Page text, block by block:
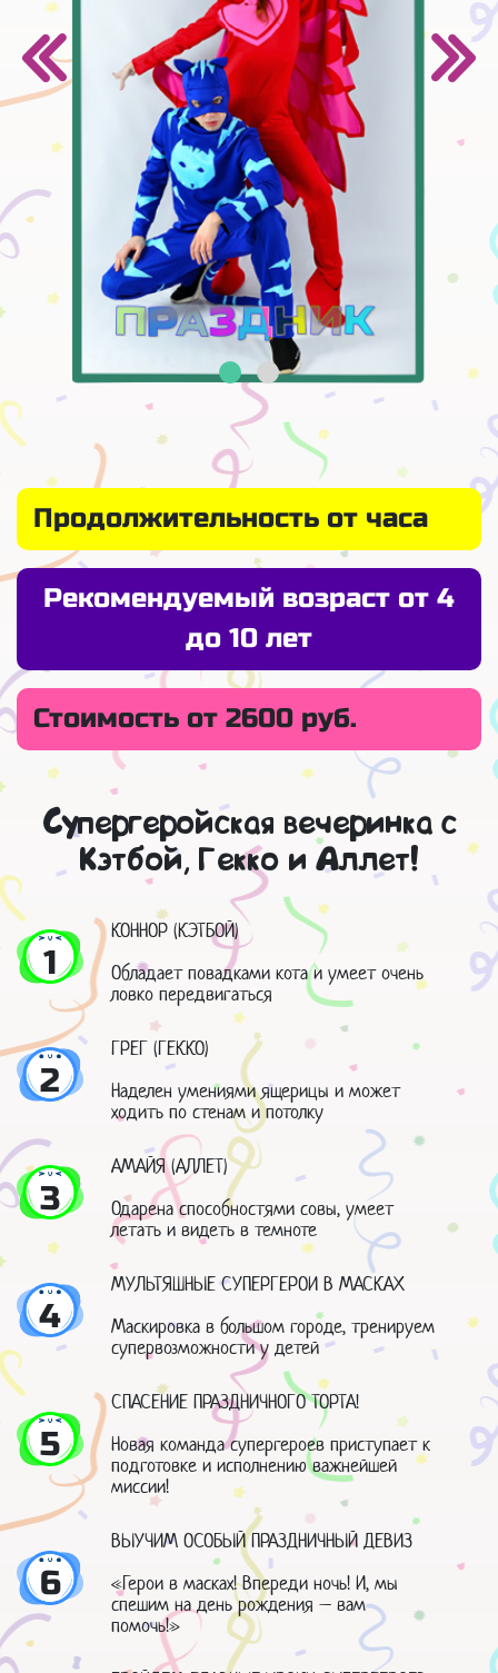
Продолжительность от часа
Рекомендуемый возраст от 4
до 10 лет
Стоимость от 2600 руб.
Супергеройская вечеринка с
Кэтбой, Гекко и Аллет!
1
КОННОР (КЭТБОЙ)
Обладает повадками кота и умеет очень
ловко передвигаться
2
ГРЕГ (ГЕККО)
Наделен умениями ящерицы и может
ходить по стенам и потолку
3
АМАЙЯ (АЛЛЕТ)
Одарена способностями совы, умеет
летать и видеть в темноте
4
МУЛЬТЯШНЫЕ СУПЕРГЕРОИ В МАСКАХ
Маскировка в большом городе, тренируем
супервозможности у детей
5
СПАСЕНИЕ ПРАЗДНИЧНОГО ТОРТА!
Новая команда супергероев приступает к
подготовке и исполнению важнейшей
миссии!
6
ВЫУЧИМ ОСОБЫЙ ПРАЗДНИЧНЫЙ ДЕВИЗ
«Герои в масках! Впереди ночь! И, мы
спешим на день рождения – вам
помочь!»